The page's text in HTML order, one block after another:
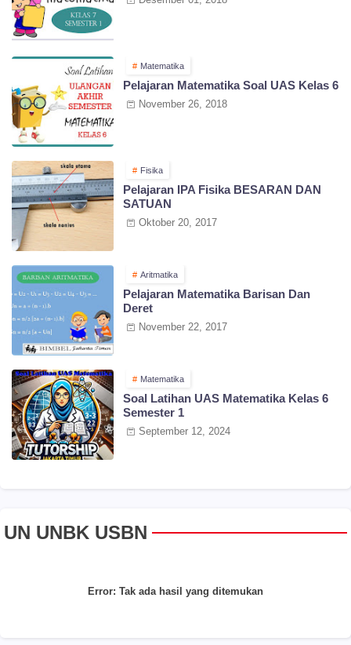
Matematika
Pelajaran Matematika Soal UAS Kelas 6
November 26, 2018
Fisika
Pelajaran IPA Fisika BESARAN DAN
SATUAN
Oktober 20, 2017
Aritmatika
Pelajaran Matematika Barisan Dan
Deret
November 22, 2017
Matematika
Soal Latihan UAS Matematika Kelas 6
Semester 1
September 12, 2024
UN UNBK USBN
Error: Tak ada hasil yang ditemukan